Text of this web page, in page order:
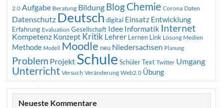
2.0 Aufgabe Beratung Bildung BlogChemie Corona Daten
Datenschutz Deutsch digital Einsatz Entwicklung
Erfahrung Evaluation Gesellschaft Idee Informatik Internet
Kompetenz Konzept Kritik Lehrer Lernen Link Lösung Medien
Methode Modell Moodle neu Niedersachsen Planung
Problem Projekt Schule Schüler Text Twitter Umgang
Unterricht Versuch Veränderung Web2.0 Übung
Neueste Kommentare